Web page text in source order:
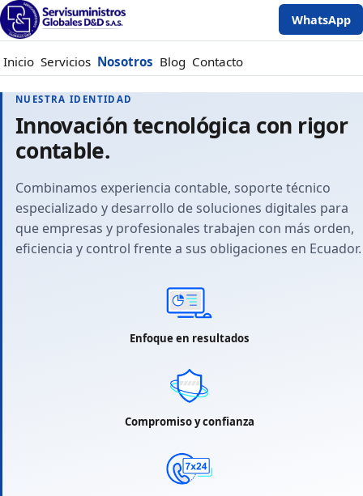
Inicio Servicios Nosotros Blog Contacto
WhatsApp
NUESTRA IDENTIDAD
Innovación tecnológica con rigor
contable.
Combinamos experiencia contable, soporte técnico
especializado y desarrollo de soluciones digitales para
que empresas y profesionales trabajen con más orden,
eficiencia y control frente a sus obligaciones en Ecuador.
Enfoque en resultados
Compromiso y confianza